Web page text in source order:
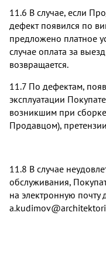
11.6 В случае, если
дефект появился по
предложено платное
случае оплата за
возвращается.
11.7 По дефектам,
эксплуатации
возникшим при
Продавцом),
11.8 В случае
обслуживания,
на электронную почту